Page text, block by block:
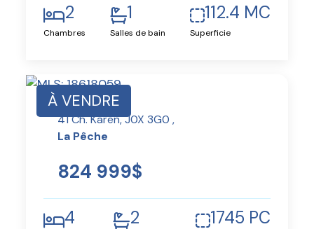
2
Chambres
1
Salles de bain
112.4 MC
Superficie
À VENDRE
41 Ch. Karen, J0X 3G0 ,
La Pêche
824 999$
4 2 1745 PC